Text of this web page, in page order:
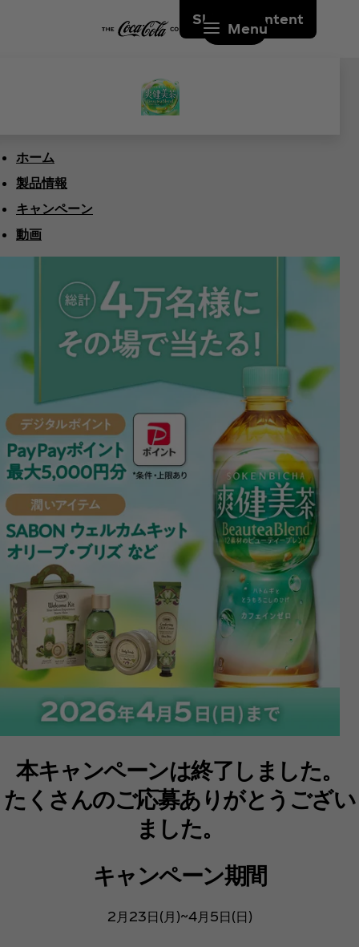
Skip to content
Menu
ホーム
製品情報
キャンペーン
動画
本キャンペーンは終了しました。
たくさんのご応募ありがとうござい
ました。
キャンペーン期間
2月23日(月)~4月5日(日)